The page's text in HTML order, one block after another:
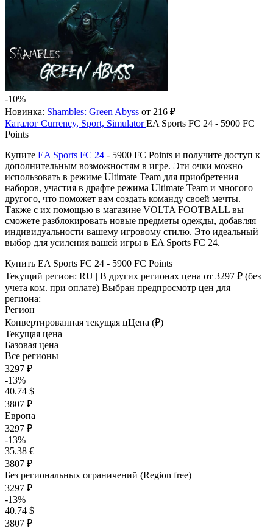
-10%
Новинка: Shambles: Green Abyss от 216 ₽
Каталог Currency, Sport, Simulator EA Sports FC 24 - 5900 FC
Points
Купите EA Sports FC 24 - 5900 FC Points и получите доступ к
дополнительным возможностям в игре. Эти очки можно
использовать в режиме Ultimate Team для приобретения
наборов, участия в драфте режима Ultimate Team и многого
другого, что поможет вам создать команду своей мечты.
Также с их помощью в магазине VOLTA FOOTBALL вы
сможете разблокировать новые предметы одежды, добавляя
индивидуальности вашему игровому стилю. Это идеальный
выбор для усиления вашей игры в EA Sports FC 24​​​​.
Купить EA Sports FC 24 - 5900 FC Points
Текущий регион: RU | В других регионах цена от 3297 ₽ (без
учета ком. при оплате) Выбран предпросмотр цен для
региона:
Регион
Конвертированная текущая цЦена (₽)
Текущая цена
Базовая цена
Все регионы
3297 ₽
-13%
40.74 $
3807 ₽
Европа
3297 ₽
-13%
35.38 €
3807 ₽
Без региональных ограничений (Region free)
3297 ₽
-13%
40.74 $
3807 ₽